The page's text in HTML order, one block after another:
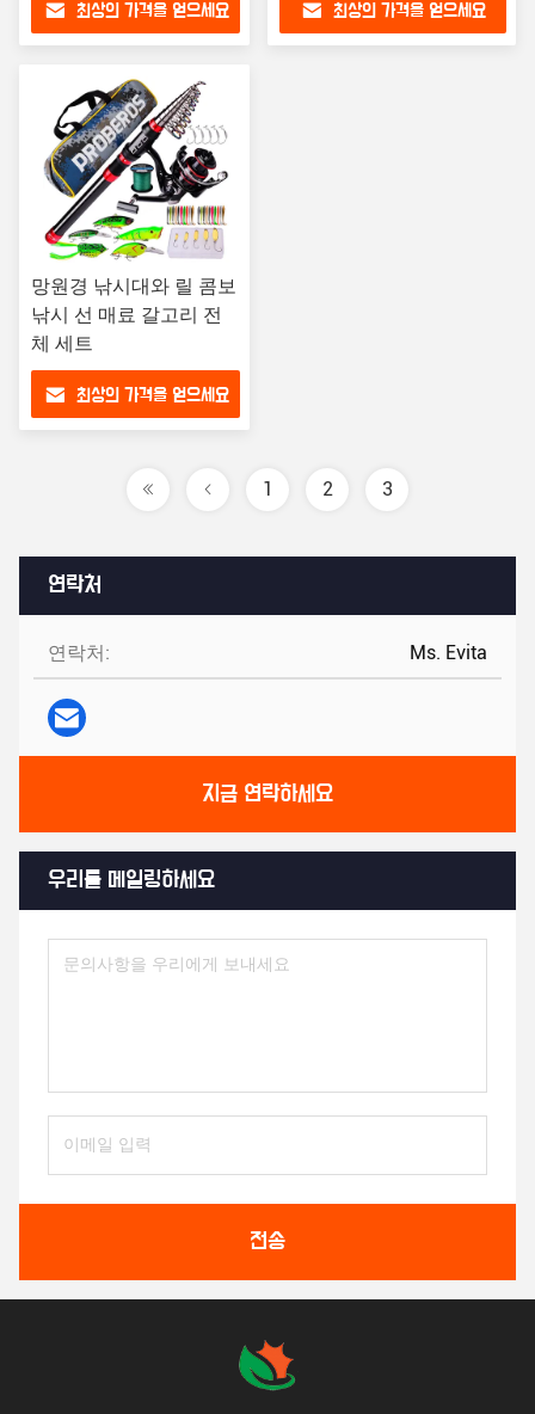
연락처
연락처: Ms. Evita
지금 연락하세요
우리를 메일링하세요
전송
최상의 가격을 얻으세요 최상의 가격을 얻으세요
망원경 낚시대와 릴 콤보
낚시 선 매료 갈고리 전
체 세트
최상의 가격을 얻으세요
1 2 3